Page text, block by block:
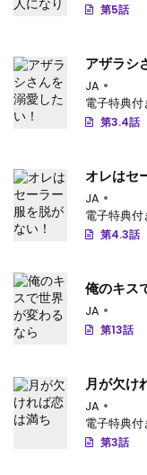
第5話
アザラシ
JA
電子特典付
第3.4話
オレはセ
JA
電子特典付
第4.3話
俺のキス
JA
第13話
月が欠け
JA
電子特典付
第3話